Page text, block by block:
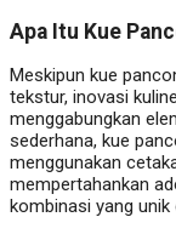
Apa Itu Kue
Meskipun kue
tekstur, inovasi
menggabungkan
sederhana, kue
menggunakan
mempertahankan
kombinasi yang